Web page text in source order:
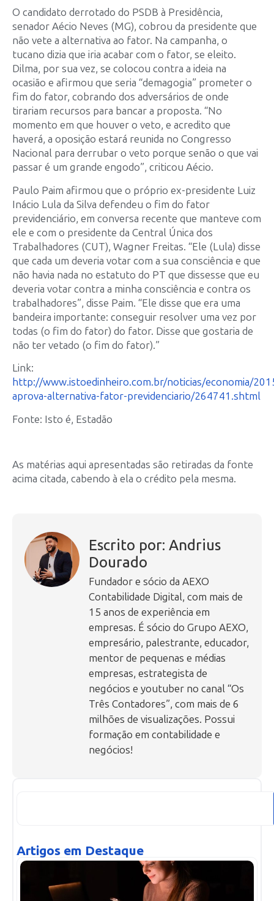
O candidato derrotado do PSDB à Presidência,
senador Aécio Neves (MG), cobrou da presidente que
não vete a alternativa ao fator. Na campanha, o
tucano dizia que iria acabar com o fator, se eleito.
Dilma, por sua vez, se colocou contra a ideia na
ocasião e afirmou que seria “demagogia” prometer o
fim do fator, cobrando dos adversários de onde
tirariam recursos para bancar a proposta. “No
momento em que houver o veto, e acredito que
haverá, a oposição estará reunida no Congresso
Nacional para derrubar o veto porque senão o que vai
passar é um grande engodo”, criticou Aécio.
Paulo Paim afirmou que o próprio ex-presidente Luiz
Inácio Lula da Silva defendeu o fim do fator
previdenciário, em conversa recente que manteve com
ele e com o presidente da Central Única dos
Trabalhadores (CUT), Wagner Freitas. “Ele (Lula) disse
que cada um deveria votar com a sua consciência e que
não havia nada no estatuto do PT que dissesse que eu
deveria votar contra a minha consciência e contra os
trabalhadores”, disse Paim. “Ele disse que era uma
bandeira importante: conseguir resolver uma vez por
todas (o fim do fator) do fator. Disse que gostaria de
não ter vetado (o fim do fator).”
Link:
http://www.istoedinheiro.com.br/noticias/economia/
aprova-alternativa-fator-previdenciario/264741.shtml
Fonte: Isto é, Estadão
As matérias aqui apresentadas são retiradas da fonte
acima citada, cabendo à ela o crédito pela mesma.
Escrito por: Andrius
Dourado
Fundador e sócio da AEXO
Contabilidade Digital, com mais de
15 anos de experiência em
empresas. É sócio do Grupo AEXO,
empresário, palestrante, educador,
mentor de pequenas e médias
empresas, estrategista de
negócios e youtuber no canal “Os
Três Contadores”, com mais de 6
milhões de visualizações. Possui
formação em contabilidade e
negócios!
Artigos em Destaque